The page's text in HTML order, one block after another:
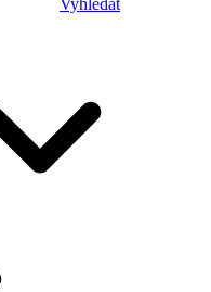
Vyhledat